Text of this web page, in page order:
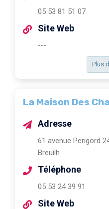
Plus
05 53 81 51 07
Site Web
---
La Maison Des
Adresse
61 avenue Perigord
Breuilh
Téléphone
05 53 24 39 91
Site Web